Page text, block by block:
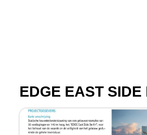
EDGE EAST